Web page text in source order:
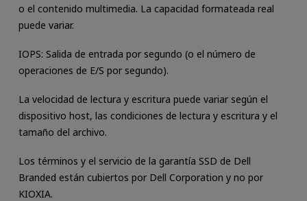
o el contenido multimedia. La capacidad formateada real
puede variar.
IOPS: Salida de entrada por segundo (o el número de
operaciones de E/S por segundo).
La velocidad de lectura y escritura puede variar según el
dispositivo host, las condiciones de lectura y escritura y el
tamaño del archivo.
Los términos y el servicio de la garantía SSD de Dell
Branded están cubiertos por Dell Corporation y no por
KIOXIA.